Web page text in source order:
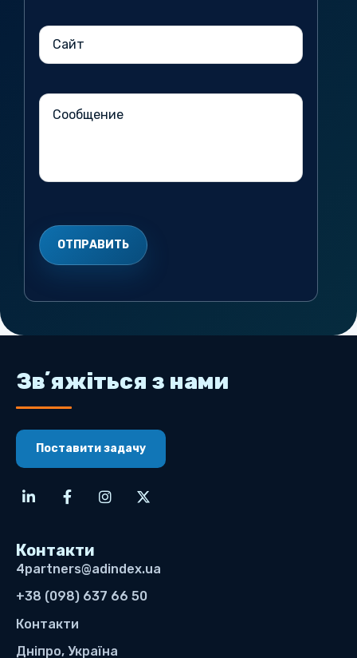
Звʼяжіться з нами
Поставити задачу
Контакти
4partners@adindex.ua
+38 (098) 637 66 50
Контакти
Дніпро, Україна